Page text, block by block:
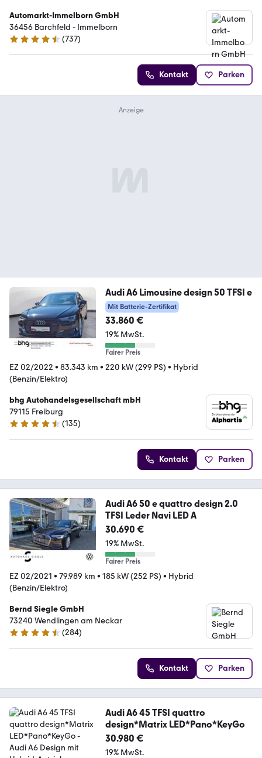
Automarkt-Immelborn GmbH
36456 Barchfeld - Immelborn
4.4 Sterne
(737)
Kontakt Parken
Audi A6 Limousine design 50 TFSI e
Mit Batterie-Zertifikat
33.860 €
19% MwSt.
Fairer Preis
EZ 02/2022 • 83.343 km • 220 kW (299 PS) • Hybrid
(Benzin/Elektro)
bhg Autohandelsgesellschaft mbH
79115 Freiburg
4.6 Sterne
(135)
Kontakt Parken
Audi A6 50 e quattro design 2.0
TFSI Leder Navi LED A
30.690 €
19% MwSt.
Fairer Preis
EZ 02/2021 • 79.989 km • 185 kW (252 PS) • Hybrid
(Benzin/Elektro)
Bernd Siegle GmbH
73240 Wendlingen am Neckar
4.3 Sterne
(284)
Kontakt Parken
Audi A6 45 TFSI quattro
design*Matrix LED*Pano*KeyGo
30.980 €
19% MwSt.